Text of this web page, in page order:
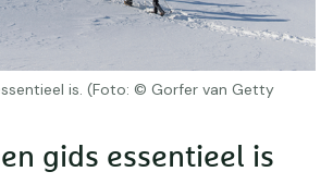
is. (Foto: © Gorfer van Getty
gids essentieel is